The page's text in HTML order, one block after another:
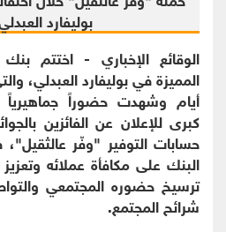
الوقائع الإخباري - اختتم بنك
المميزة في بوليفارد العبدلي،
أيام وشهدت حضوراً جماهيرياً
كبرى للإعلان عن الفائزين
حسابات التوفير "وفّر
البنك على مكافأة عملائه
ترسيخ حضوره المجتمعي
شرائح المجتمع.